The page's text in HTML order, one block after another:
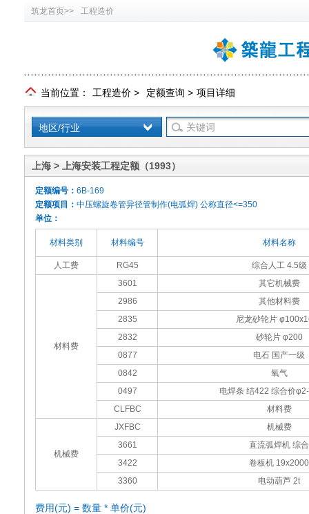
筑龙首页>> 工程造价
当前位置： 工程造价 > 定额查询 > 项目详细
地区/行业
上海 > 上海安装工程定额（1993）
定额编号： 6B-169
定额项目： 中压螺旋卷管异径管制作(电弧焊) 公称直径<=350
单位：
材料类别 材料编号 材料名称
人工费 RG45 综合人工 4.5级
材料费
3601
其它机械费
2986
其他材料费
2835
尼龙砂轮片
2832
砂轮片 φ200
0877
电石 国产一级
0842
氧气
0497
电焊条 结422 综合价
CLFBC
材料费
机械费
JXFBC
机械费
3661
直流弧焊机 综合
3422
卷板机 19x2000
3360
电动葫芦 2t
费用(元) = 数量 * 单价(元)